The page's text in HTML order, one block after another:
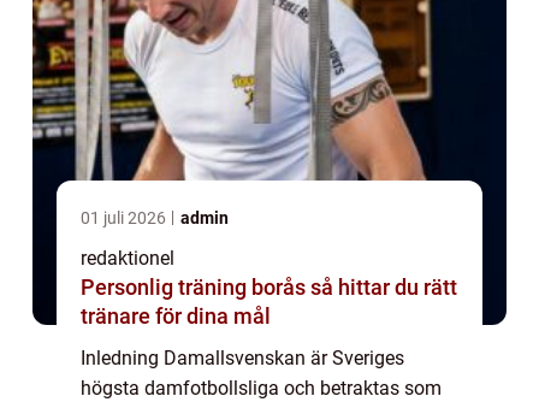
01 juli 2026 admin
redaktionel
Personlig träning borås så hittar du rätt
tränare för dina mål
Inledning Damallsvenskan är Sveriges
högsta damfotbollsliga och betraktas som